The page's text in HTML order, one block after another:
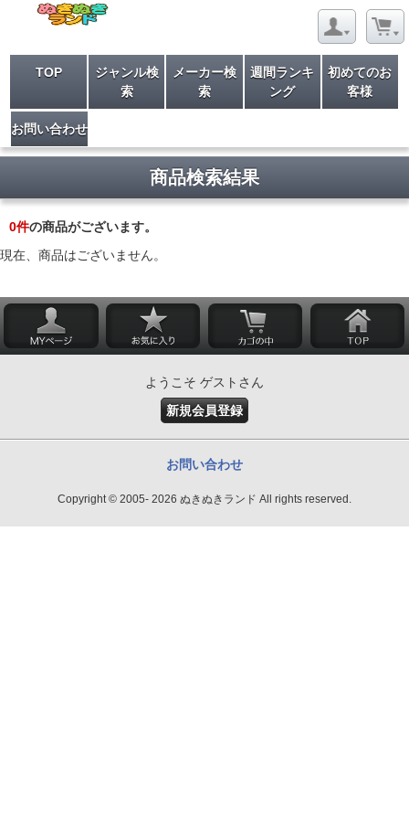
TOP
ジャンル検
索
メーカー検
索
週間ランキ
ング
初めてのお
客様
お問い合わせ
商品検索結果
0件の商品がございます。
現在、商品はございません。
ようこそ ゲストさん
新規会員登録
お問い合わせ
Copyright © 2005- 2026 ぬきぬきランド All rights reserved.